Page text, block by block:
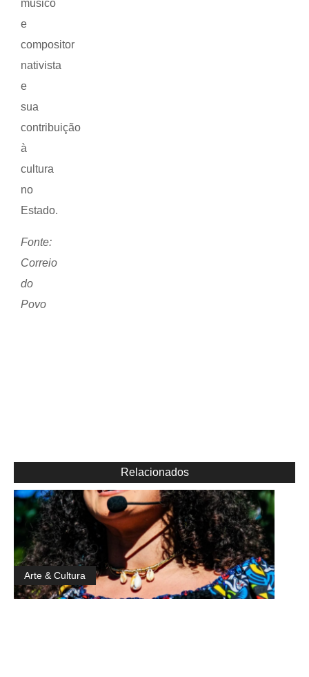
músico
e
compositor
nativista
e
sua
contribuição
à
cultura
no
Estado.
Fonte:
Correio
do
Povo
Relacionados
Arte & Cultura